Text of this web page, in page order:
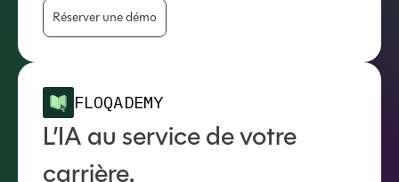
Réserver une démo
FLOQADEMY
L’IA au service de votre
carrière.